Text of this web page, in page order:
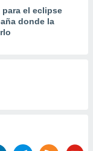
el eclipse
donde la